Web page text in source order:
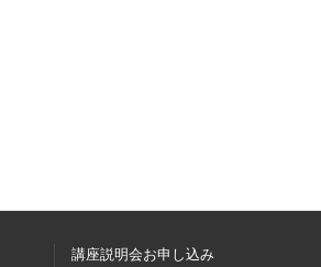
講座説明会お申し込み